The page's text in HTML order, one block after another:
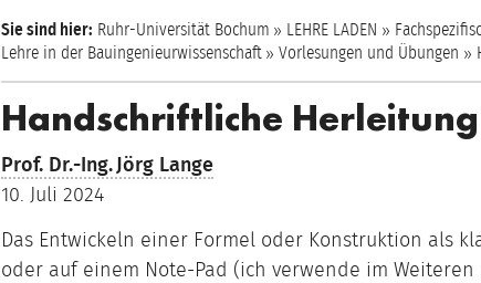
Sie sind hier: Ruhr-Universität Bochum LEHRE LADEN
Lehre in der Bauingenieurwissenschaft
Vorlesungen und Übungen
Handschriftliche Herleitung
Prof. Dr.-Ing.Jörg Lange
10. Juli 2024
Das Entwickeln einer Formel oder Konstruktion als
oder auf einem Note-Pad (ich verwende im Weiteren